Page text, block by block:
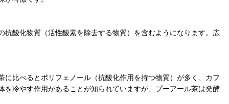
酸化物質（活性酸素を除去する物質）を含むようになります。広
比べるとポリフェノール（抗酸化作用を持つ物質）が多く、カフ
冷やす作用があることが知られていますが、プーアール茶は発酵